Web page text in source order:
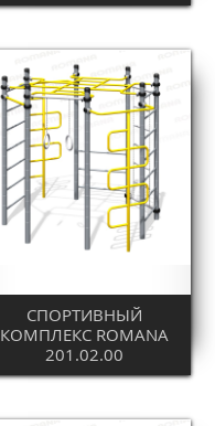
СПОРТИВНЫЙ
КОМПЛЕКС ROMANA
201.02.00